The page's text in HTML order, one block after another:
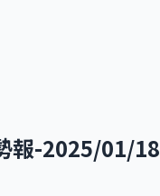
報-2025/01/18